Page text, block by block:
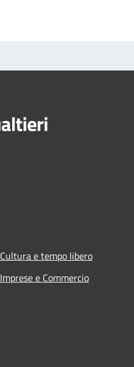
Cultura e tempo libero
Imprese e Commercio